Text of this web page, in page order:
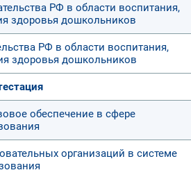
РФ в области воспитания,
здоровья дошкольников
РФ в области воспитания,
здоровья дошкольников
обеспечение в сфере
организаций в системе